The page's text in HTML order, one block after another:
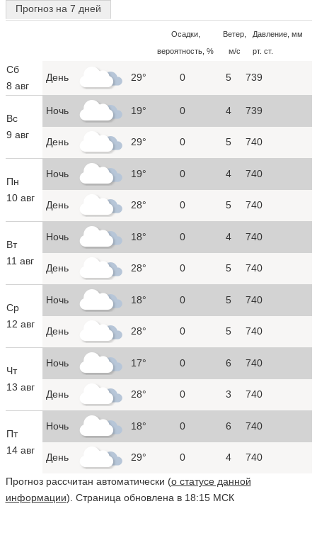
Прогноз на 7 дней
Осадки,
вероятность, %
Ветер,
м/с
Давление, мм
рт. ст.
Сб
8 авг
День 29° 0 5 739
Вс
9 авг
Ночь 19° 0 4 739
День 29° 0 5 740
Пн
10 авг
Ночь 19° 0 4 740
День 28° 0 5 740
Вт
11 авг
Ночь 18° 0 4 740
День 28° 0 5 740
Ср
12 авг
Ночь 18° 0 5 740
День 28° 0 5 740
Чт
13 авг
Ночь 17° 0 6 740
День 28° 0 3 740
Пт
14 авг
Ночь 18° 0 6 740
День 29° 0 4 740
Прогноз рассчитан автоматически (о статусе данной
информации). Страница обновлена в 18:15 МСК